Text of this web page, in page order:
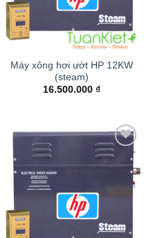
Máy xông hơi ướt HP 12KW
(steam)
16.500.000 ₫
Add to
wishlist